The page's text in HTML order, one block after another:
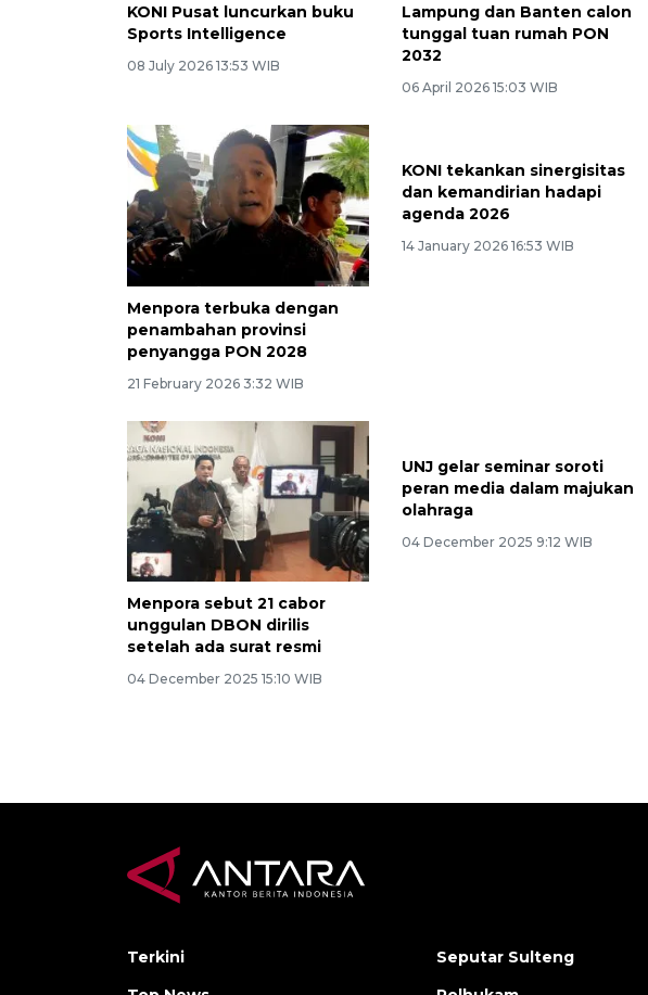
KONI Pusat luncurkan buku
Sports Intelligence
08 July 2026 13:53 WIB
Lampung dan Banten calon
tunggal tuan rumah PON
2032
06 April 2026 15:03 WIB
Menpora terbuka dengan
penambahan provinsi
penyangga PON 2028
21 February 2026 3:32 WIB
KONI tekankan sinergisitas
dan kemandirian hadapi
agenda 2026
14 January 2026 16:53 WIB
Menpora sebut 21 cabor
unggulan DBON dirilis
setelah ada surat resmi
04 December 2025 15:10 WIB
UNJ gelar seminar soroti
peran media dalam majukan
olahraga
04 December 2025 9:12 WIB
Terkini
Seputar Sulteng